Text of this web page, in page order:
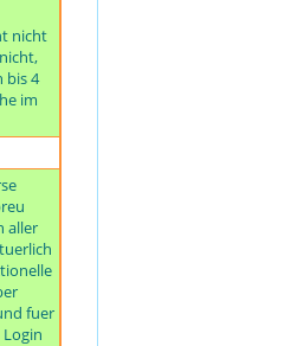
nicht
bis 4
im
aller
fuer